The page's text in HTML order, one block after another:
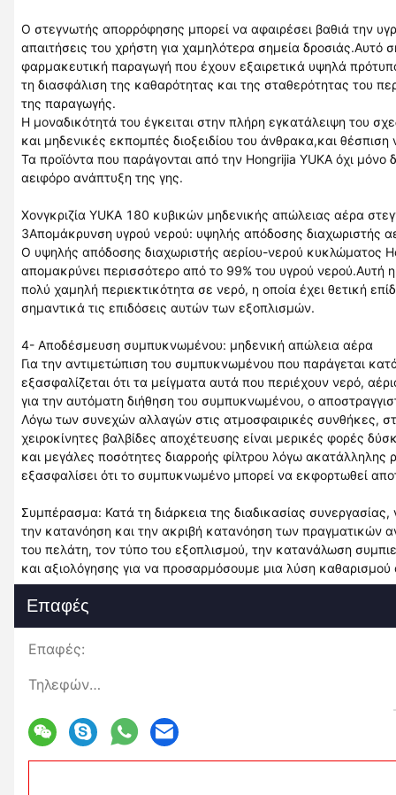
Ο στεγνωτής απορρόφησης μπορεί να αφαιρέσει βαθιά την
απαιτήσεις του χρήστη για χαμηλότερα σημεία δροσιάς.Αυτό
φαρμακευτική παραγωγή που έχουν εξαιρετικά υψηλά
τη διασφάλιση της καθαρότητας και της σταθερότητας του
της παραγωγής.
Η μοναδικότητά του έγκειται στην πλήρη εγκατάλειψη του
και μηδενικές εκπομπές διοξειδίου του άνθρακα,και
Τα προϊόντα που παράγονται από την Hongrijia YUKA όχι
αειφόρο ανάπτυξη της γης.
Χονγκριζία YUKA 180 κυβικών μηδενικής απώλειας αέρα
3Απομάκρυνση υγρού νερού: υψηλής απόδοσης διαχωριστής
Ο υψηλής απόδοσης διαχωριστής αερίου-νερού κυκλώματος
απομακρύνει περισσότερο από το 99% του υγρού νερού.Αυτή
πολύ χαμηλή περιεκτικότητα σε νερό, η οποία έχει θετική
σημαντικά τις επιδόσεις αυτών των εξοπλισμών.
4- Αποδέσμευση συμπυκνωμένου: μηδενική απώλεια αέρα
Για την αντιμετώπιση του συμπυκνωμένου που παράγεται
εξασφαλίζεται ότι τα μείγματα αυτά που περιέχουν νερό,
για την αυτόματη διήθηση του συμπυκνωμένου, ο
Λόγω των συνεχών αλλαγών στις ατμοσφαιρικές συνθήκες,
χειροκίνητες βαλβίδες αποχέτευσης είναι μερικές φορές
και μεγάλες ποσότητες διαρροής φίλτρου λόγω
εξασφαλίσει ότι το συμπυκνωμένο μπορεί να εκφορτωθεί
Συμπέρασμα: Κατά τη διάρκεια της διαδικασίας
την κατανόηση και την ακριβή κατανόηση των
του πελάτη, τον τύπο του εξοπλισμού, την κατανάλωση
και αξιολόγησης για να προσαρμόσουμε μια λύση
Επαφές
Επαφές:
Τηλεφώνημα: